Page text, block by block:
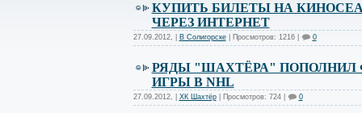
КУПИТЬ БИЛЕТЫ НА
ЧЕРЕЗ ИНТЕРНЕТ
27.09.2012, В Солигорске| Просмотров: 1216 | 0
РЯДЫ "ШАХТЁРА" ПОПОЛНИЛ
ИГРЫ В NHL
27.09.2012, ХК Шахтёр| Просмотров: 724 | 0